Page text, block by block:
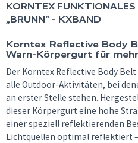
KORNTEX FUNKTIONALES
„BRUNN“ - KXBAND
Korntex Reflective Body
Warn-Körpergurt für
Der Korntex Reflective Body
alle Outdoor-Aktivitäten, bei
an erster Stelle stehen.
dieser Körpergurt eine hohe
einer speziell reflektierenden
Lichtquellen optimal reflektiert